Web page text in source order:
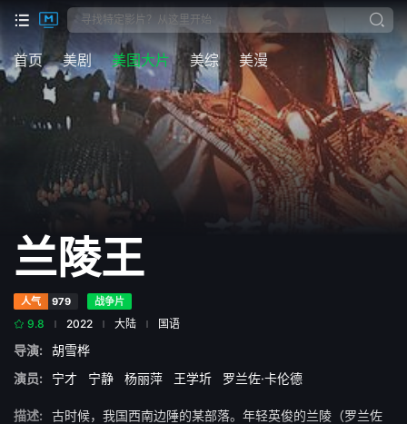
首页 美剧 美国大片 美综 美漫
兰陵王
人气 979 战争片
9.8 2022 大陆 国语
导演:
胡雪桦
演员:
宁才 宁静 杨丽萍 王学圻 罗兰佐·卡伦德
描述:
古时候，我国西南边陲的某部落。年轻英俊的兰陵（罗兰佐